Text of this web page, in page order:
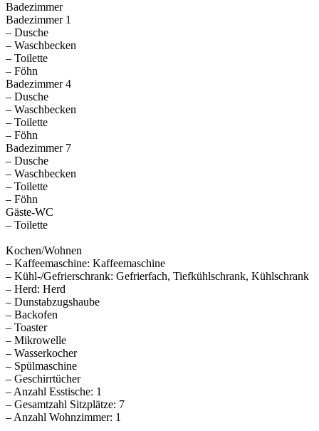
Badezimmer
Badezimmer 1
– Dusche
– Waschbecken
– Toilette
– Föhn
Badezimmer 4
– Dusche
– Waschbecken
– Toilette
– Föhn
Badezimmer 7
– Dusche
– Waschbecken
– Toilette
– Föhn
Gäste-WC
– Toilette
Kochen/Wohnen
– Kaffeemaschine: Kaffeemaschine
– Kühl-/Gefrierschrank: Gefrierfach, Tiefkühlschrank, Kühlschrank
– Herd: Herd
– Dunstabzugshaube
– Backofen
– Toaster
– Mikrowelle
– Wasserkocher
– Spülmaschine
– Geschirrtücher
– Anzahl Esstische: 1
– Gesamtzahl Sitzplätze: 7
– Anzahl Wohnzimmer: 1